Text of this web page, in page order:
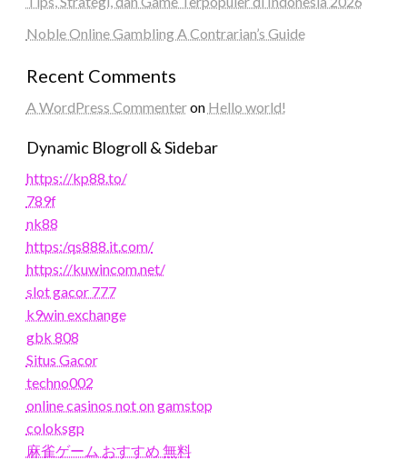
Noble Online Gambling A Contrarian’s Guide
Recent Comments
A WordPress Commenteron Hello world!
Dynamic Blogroll & Sidebar
https://kp88.to/
789f
nk88
https:/qs888.it.com/
https://kuwincom.net/
slot gacor 777
k9win exchange
gbk 808
Situs Gacor
techno002
online casinos not on gamstop
coloksgp
麻雀ゲーム おすすめ 無料